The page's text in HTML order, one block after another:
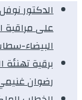
على مراقبة
البيضاء-
برقية
رضوان